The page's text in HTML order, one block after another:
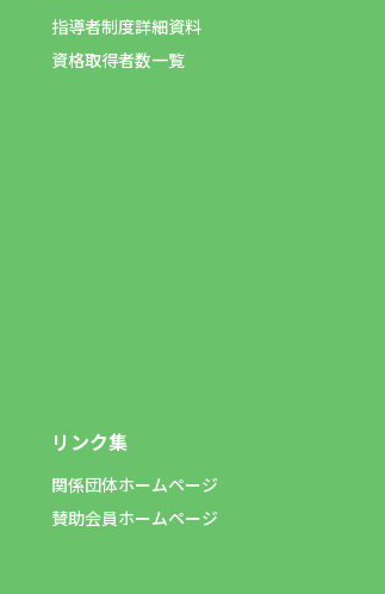
指導者制度詳細資料
資格取得者数一覧
リンク集
関係団体ホームページ
賛助会員ホームページ